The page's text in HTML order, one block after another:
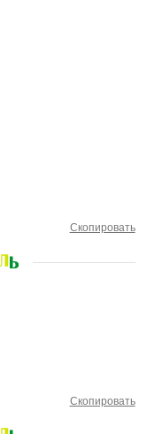
Скопировать
Скопировать